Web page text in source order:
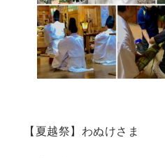
【夏越祭】わぬけさま